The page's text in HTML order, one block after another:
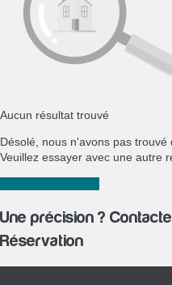
Aucun résultat trouvé
Désolé, nous n'avons pas trouvé
Veuillez essayer avec une autre
Une précision ?
Réservation